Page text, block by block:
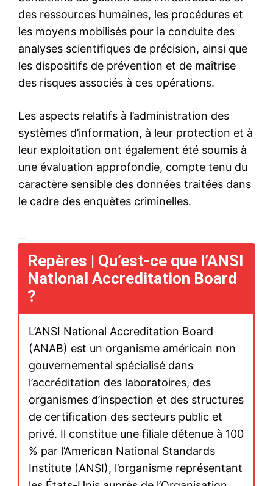
le1.ma
l'intelligence de
l'information
S'ABONNER MAINTENANT
Insight Publications
À propos
Nous contacter
Formules d’abonnement